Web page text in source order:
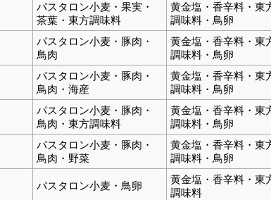
パスタロン小麦・果実・
茶葉・東方調味料
黄金塩・香辛料・東
調味料・鳥卵
パスタロン小麦・豚肉・
鳥肉
黄金塩・香辛料・東
調味料・鳥卵
パスタロン小麦・豚肉・
鳥肉・海産
黄金塩・香辛料・東
調味料・鳥卵
パスタロン小麦・豚肉・
鳥肉・東方調味料
黄金塩・香辛料・東
調味料・鳥卵
パスタロン小麦・豚肉・
鳥肉・野菜
黄金塩・香辛料・東
調味料・鳥卵
パスタロン小麦・鳥卵
黄金塩・香辛料・東
調味料